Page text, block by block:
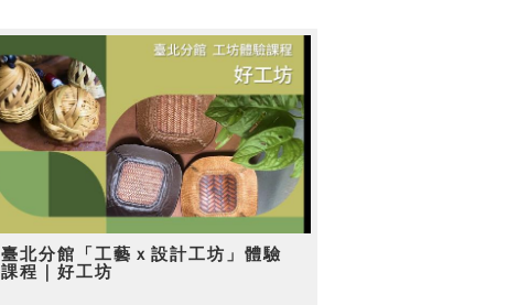
臺北分館「工藝ｘ設計工坊」體驗
課程｜好工坊